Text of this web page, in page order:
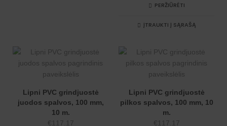
PERŽIŪRĖTI
ĮTRAUKTI Į SĄRAŠĄ
Lipni PVC grindjuostė
juodos spalvos, 100 mm,
10 m.
€ 117.17
Lipni PVC grindjuostė
pilkos spalvos, 100 mm, 10
m.
€ 117.17